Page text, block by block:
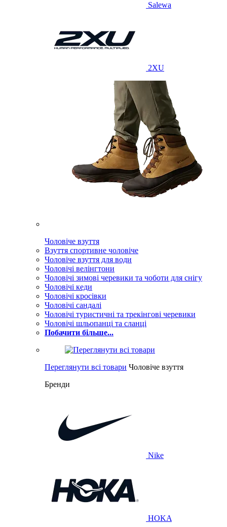
Salewa
2XU
Чоловіче взуття
Взуття спортивне чоловіче
Чоловіче взуття для води
Чоловічі велінгтони
Чоловічі зимові черевики та чоботи для снігу
Чоловічі кеди
Чоловічі кросівки
Чоловічі сандалі
Чоловічі туристичні та трекінгові черевики
Чоловічі шльопанці та сланці
Побачити більше...
Переглянути всі товари Чоловіче взуття
Бренди
Nike
HOKA